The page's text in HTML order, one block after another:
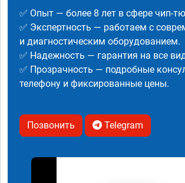
✅ Опыт — более 8 лет в сфере чип-
✅ Экспертность — работаем с
и диагностическим оборудованием.
✅ Надежность — гарантия на все
✅ Прозрачность — подробные
телефону и фиксированные цены.
Позвонить Telegram